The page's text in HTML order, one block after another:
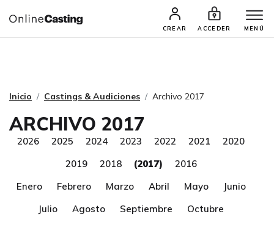
CREAR ACCEDER MENÚ
CASTINGS Y AUDICIONES TALENTOS
Inicio Castings & Audiciones Archivo 2017
ARCHIVO 2017
2026 2025 2024 2023 2022 2021
2020
2019
2018 (2017)
2016
Enero
Febrero Marzo Abril Mayo
Junio
Julio
Agosto Septiembre
Octubre